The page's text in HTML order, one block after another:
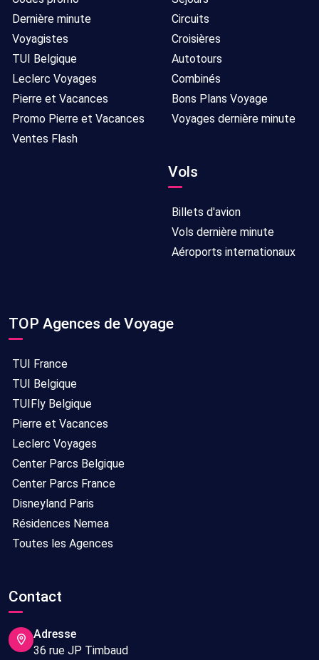
Dernière minute
Voyagistes
TUI Belgique
Leclerc Voyages
Pierre et Vacances
Promo Pierre et Vacances
Ventes Flash
Circuits
Croisières
Autotours
Combinés
Bons Plans Voyage
Voyages dernière minute
Vols
Billets d'avion
Vols dernière minute
Aéroports internationaux
TOP Agences de Voyage
TUI France
TUI Belgique
TUIFly Belgique
Pierre et Vacances
Leclerc Voyages
Center Parcs Belgique
Center Parcs France
Disneyland Paris
Résidences Nemea
Toutes les Agences
Contact
Adresse
36 rue JP Timbaud